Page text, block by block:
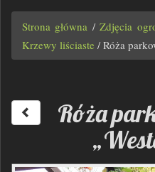
Strona główna /Zdjęcia
Krzewy liściaste / Róża
Róża